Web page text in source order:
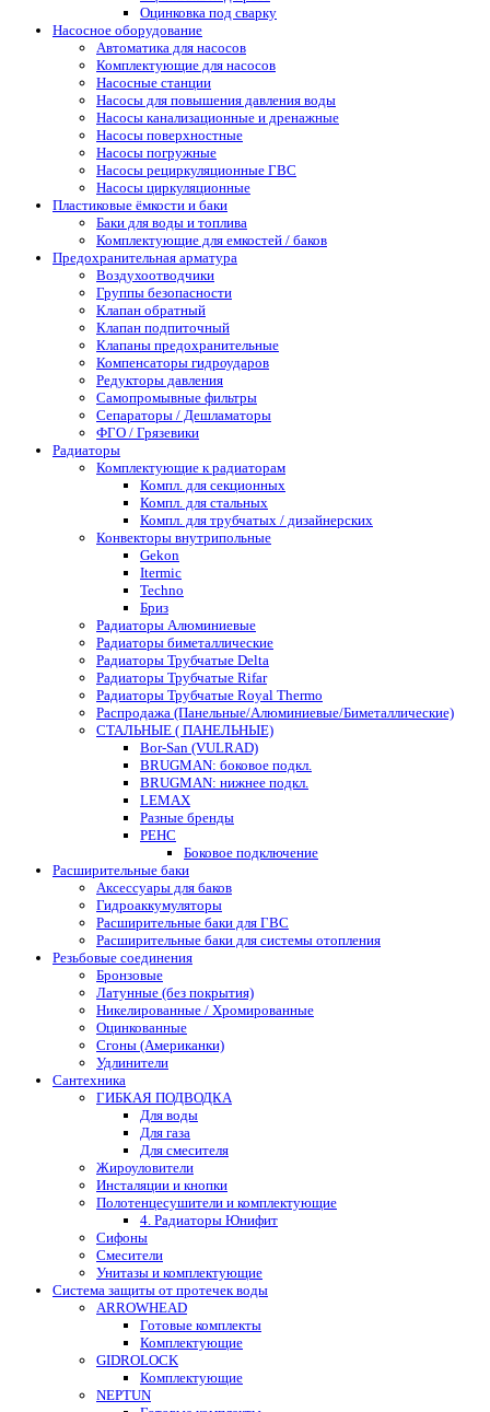
Оцинковка под сварку
Насосное оборудование
Автоматика для насосов
Комплектующие для насосов
Насосные станции
Насосы для повышения давления воды
Насосы канализационные и дренажные
Насосы поверхностные
Насосы погружные
Насосы рециркуляционные ГВС
Насосы циркуляционные
Пластиковые ёмкости и баки
Баки для воды и топлива
Комплектующие для емкостей / баков
Предохранительная арматура
Воздухоотводчики
Группы безопасности
Клапан обратный
Клапан подпиточный
Клапаны предохранительные
Компенсаторы гидроударов
Редукторы давления
Самопромывные фильтры
Сепараторы / Дешламаторы
ФГО / Грязевики
Радиаторы
Комплектующие к радиаторам
Компл. для секционных
Компл. для стальных
Компл. для трубчатых / дизайнерских
Конвекторы внутрипольные
Gekon
Itermic
Techno
Бриз
Радиаторы Алюминиевые
Радиаторы биметаллические
Радиаторы Трубчатые Delta
Радиаторы Трубчатые Rifar
Радиаторы Трубчатые Royal Thermo
Распродажа (Панельные/Алюминиевые/Биметаллические)
СТАЛЬНЫЕ ( ПАНЕЛЬНЫЕ)
Bor-San (VULRAD)
BRUGMAN: боковое подкл.
BRUGMAN: нижнее подкл.
LEMAX
Разные бренды
РЕНС
Боковое подключение
Расширительные баки
Аксессуары для баков
Гидроаккумуляторы
Расширительные баки для ГВС
Расширительные баки для системы отопления
Резьбовые соединения
Бронзовые
Латунные (без покрытия)
Никелированные / Хромированные
Оцинкованные
Сгоны (Американки)
Удлинители
Сантехника
ГИБКАЯ ПОДВОДКА
Для воды
Для газа
Для смесителя
Жироуловители
Инсталяции и кнопки
Полотенцесушители и комплектующие
4. Радиаторы Юнифит
Сифоны
Смесители
Унитазы и комплектующие
Система защиты от протечек воды
ARROWHEAD
Готовые комплекты
Комплектующие
GIDROLOCK
Комплектующие
NEPTUN